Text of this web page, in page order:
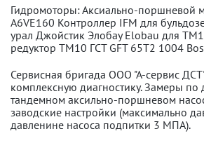
Гидромоторы: Аксиально-поршневой
A6VE160 Контроллер IFM для
урал Джойстик Элобау Elobau для
редуктор ТМ10 ГСТ GFT 65T2 1004
Сервисная бригада ООО "А-сервис
комплексную диагностику. Замеры по
тандемном аксильно-поршневом
заводские настройки (максимально
давленине насоса подпитки 3 МПА).